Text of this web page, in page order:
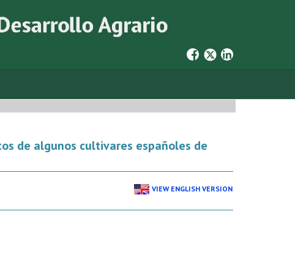
de algunos cultivares españoles de
VIEW ENGLISH VERSION